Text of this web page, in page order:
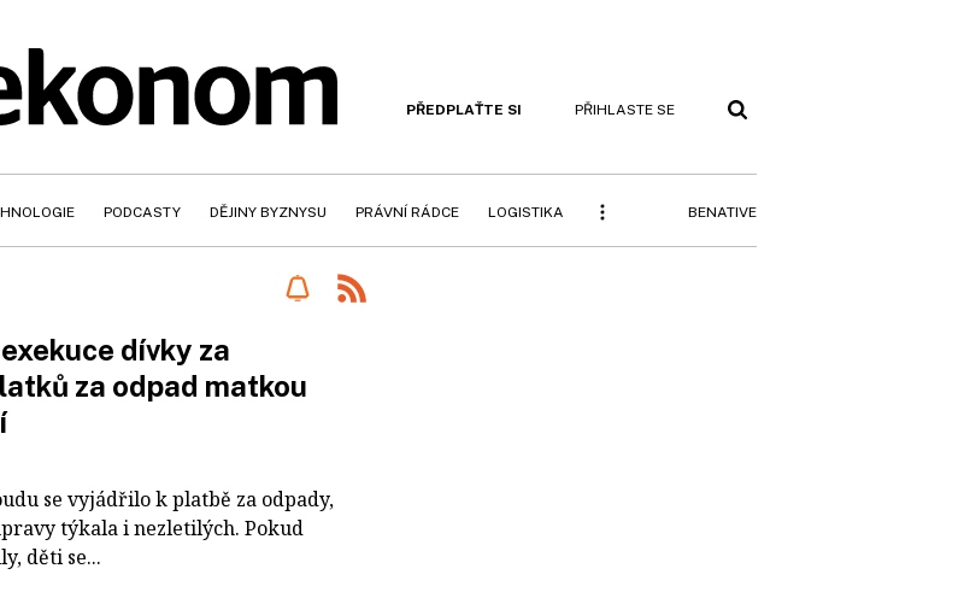
PŘEDPLAŤTE SI PŘIHLASTE SE
PODCASTY DĚJINY BYZNYSU PRÁVNÍ RÁDCE LOGISTIKA BENATIVE
dívky za
za odpad matkou
se vyjádřilo k platbě za odpady,
týkala i nezletilých. Pokud
děti se...